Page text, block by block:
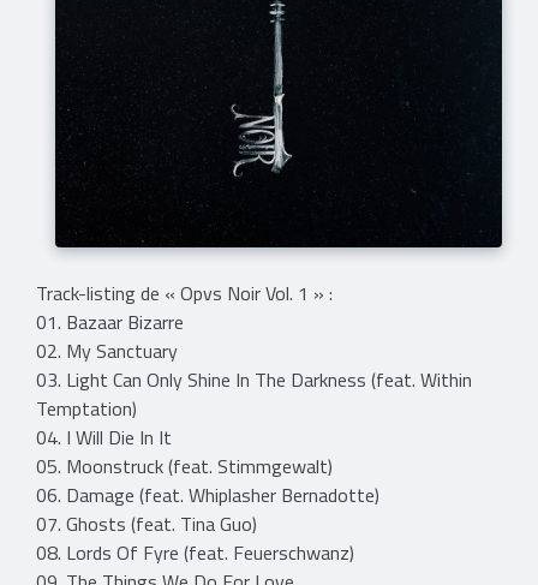
Track-listing de « Opvs Noir Vol. 1 » :
01. Bazaar Bizarre
02. My Sanctuary
03. Light Can Only Shine In The Darkness (feat. Within
Temptation)
04. I Will Die In It
05. Moonstruck (feat. Stimmgewalt)
06. Damage (feat. Whiplasher Bernadotte)
07. Ghosts (feat. Tina Guo)
08. Lords Of Fyre (feat. Feuerschwanz)